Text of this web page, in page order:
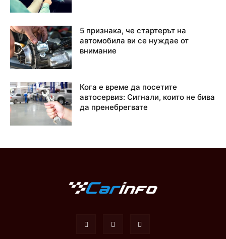
5 признака, че стартерът на
автомобила ви се нуждае от
внимание
Кога е време да посетите
автосервиз: Сигнали, които не бива
да пренебрегвате